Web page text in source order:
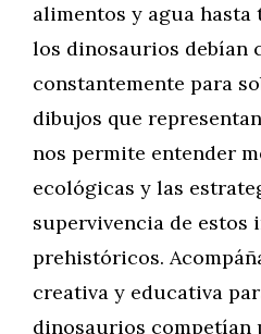
alimentos y agua
los dinosaurios debían
constantemente para
dibujos que
nos permite entender
ecológicas y las
supervivencia de estos
prehistóricos.
creativa y educativa
dinosaurios competían